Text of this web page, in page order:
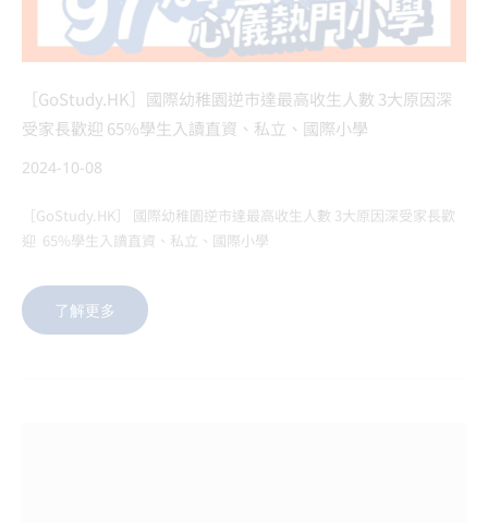
［GoStudy.HK］國際幼稚園逆市達最高收生人數 3大原因深
受家長歡迎 65%學生入讀直資、私立、國際小學
2024-10-08
［GoStudy.HK］ 國際幼稚園逆市達最高收生人數 3大原因深受家長歡
迎 65%學生入讀直資、私立、國際小學
了解更多